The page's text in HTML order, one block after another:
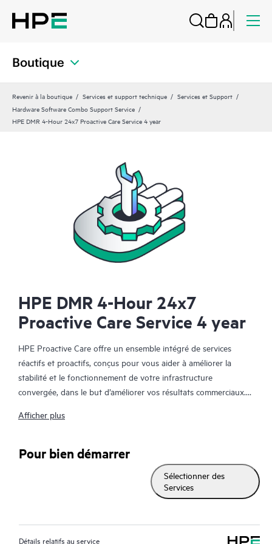
Boutique
Revenir à la boutique Services et support technique
Services et Support
Hardware Software Combo Support Service
HPE DMR 4-Hour 24x7 Proactive Care Service 4 year
HPE DMR 4-Hour 24x7
Proactive Care Service 4 year
HPE Proactive Care offre un ensemble intégré de services
réactifs et proactifs, conçus pour vous aider à améliorer la
stabilité et le fonctionnement de votre infrastructure
convergée, dans le but d’améliorer vos résultats commerciaux.
nombreux composants ont besoin de fonctionner ensemble
pour prendre en charge les appareils dans ces environnements,
en offrant une solution de support amélioré qui couvre les
serveurs, les systèmes d’exploitation, les hyperviseurs, le
En cas d’incident de service, HPE Proactive Care assure une
expérience téléphonique améliorée avec l’accès à des
Afficher plus
Pour bien démarrer
Sélectionner des
Services
Détails relatifs au service